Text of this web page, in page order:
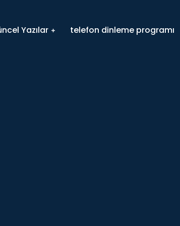
Yazılar telefon dinleme programı